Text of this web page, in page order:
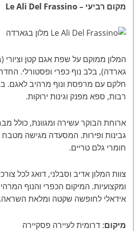
מקום רביעי – Le Ali Del Frassino
המלון ממוקם על שפת אגם קטן
גארדה), בלב נוף כפרי ופסטורלי.
חלקם עם מרפסת ונוף מרהיב לאגם.
רבות, ספא מפנק וגינות ירוקות.
ארוחת הבוקר עשירה ומגוונת, כולל
גבינות ופירות. המסעדה מגישה מטבח
חומרי גלם טריים.
צוות המלון אדיב וסבלני, דואג לכל
ומקצועיות. המיקום הכפרי והנוף
אידאלי לחופשה שקטה ומלאת השראה.
מיקום: דרומית לעיירה פסקיירה